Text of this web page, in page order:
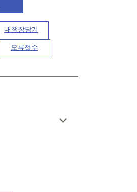
내책장담기
오류접수